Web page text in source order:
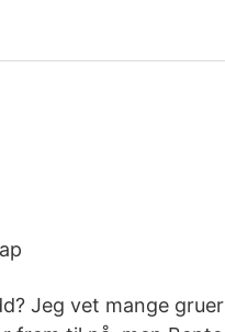
Jeg vet mange gruer